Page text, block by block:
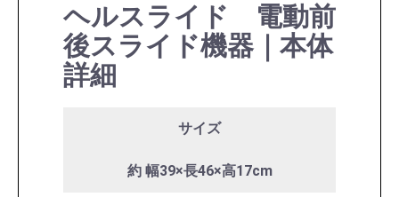
ヘルスライド 電動前
後スライド機器｜本体
詳細
サイズ
約 幅39×長46×高17cm